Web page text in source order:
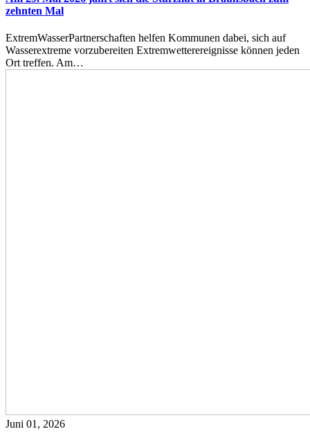
zehnten Mal
ExtremWasserPartnerschaften helfen Kommunen dabei, sich auf
Wasserextreme vorzubereiten Extremwetterereignisse können jeden
Ort treffen. Am…
Juni 01, 2026